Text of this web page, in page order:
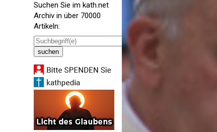
Suchen Sie im kath.net
Archiv in über 70000
Artikeln: